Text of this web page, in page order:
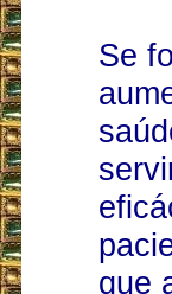
Se
que